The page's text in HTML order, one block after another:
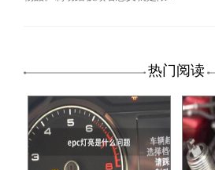
热门阅读